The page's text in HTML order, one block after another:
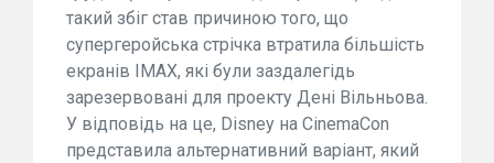
такий збіг став причиною того, що
супергеройська стрічка втратила більшість
екранів IMAX, які були заздалегідь
зарезервовані для проекту Дені Вільньова.
У відповідь на це, Disney на CinemaCon
представила альтернативний варіант, який